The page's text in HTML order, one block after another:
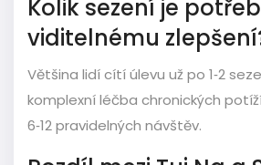
Kolik sezení je
viditelnému
Většina lidí cítí úlevu už po 1‑2
komplexní léčba chronických
6‑12 pravidelných návštěv.